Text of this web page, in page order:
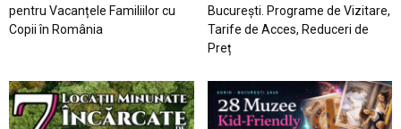
pentru Vacanțele Familiilor cu
Copii în România
București. Programe de Vizitare,
Tarife de Acces, Reduceri de
Preț